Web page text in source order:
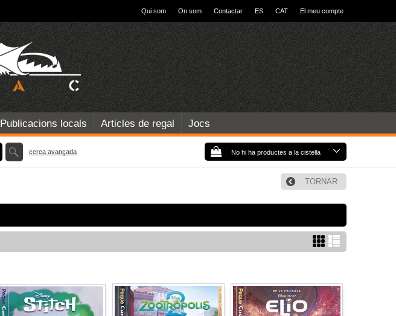
Qui som On som Contactar ES CAT El meu compte
Publicacions locals Articles de regal Jocs
No hi ha productes a la cistella
cerca avançada
TORNAR